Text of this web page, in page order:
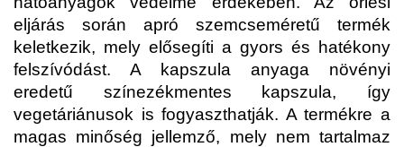
eljárás során apró szemcseméretű termék
keletkezik, mely elősegíti a gyors és hatékony
felszívódást. A kapszula anyaga növényi
eredetű színezékmentes kapszula, így
vegetáriánusok is fogyaszthatják. A termékre a
magas minőség jellemző, mely nem tartalmaz